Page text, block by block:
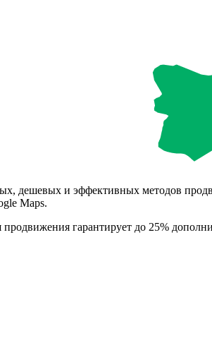
дешевых и эффективных методов
Maps.
продвижения гарантирует до 25%